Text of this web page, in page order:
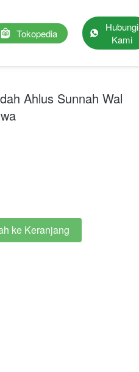
` Tokopedia `
Hubungi
Kami
Ahlus Sunnah Wal
ke Keranjang